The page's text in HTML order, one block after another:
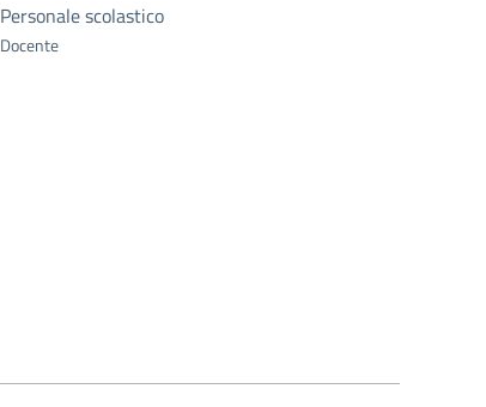
Personale scolastico
Docente